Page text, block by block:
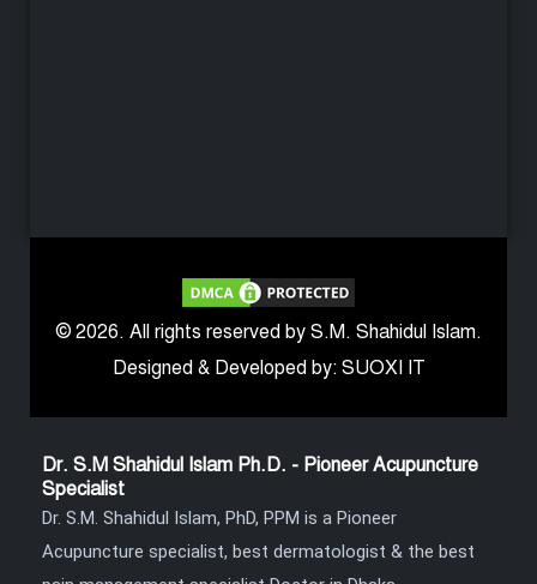
© 2026. All rights reserved by S.M. Shahidul Islam.
Designed & Developed by: SUOXI IT
Dr. S.M Shahidul Islam Ph.D. - Pioneer Acupuncture
Specialist
Dr. S.M. Shahidul Islam, PhD, PPM is a Pioneer
Acupuncture specialist, best dermatologist & the best